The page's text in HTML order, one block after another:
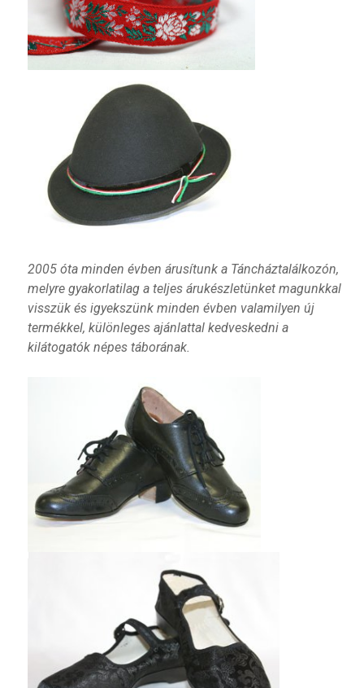
2005 óta minden évben árusítunk a Táncháztalálkozón,
melyre gyakorlatilag a teljes árukészletünket magunkkal
visszük és igyekszünk minden évben valamilyen új
termékkel, különleges ajánlattal kedveskedni a
kilátogatók népes táborának.